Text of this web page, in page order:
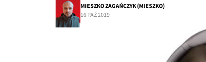
MIESZKO ZAGAŃCZYK (MIESZKO)
16 PAŹ 2019